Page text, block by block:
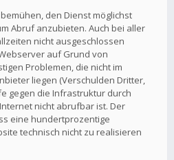
den Dienst möglichst
Abruf anzubieten. Auch bei aller
nicht ausgeschlossen
auf Grund von
Problemen, die nicht im
liegen (Verschulden Dritter,
gegen die Infrastruktur durch
nicht abrufbar ist. Der
eine hundertprozentige
technisch nicht zu realisieren